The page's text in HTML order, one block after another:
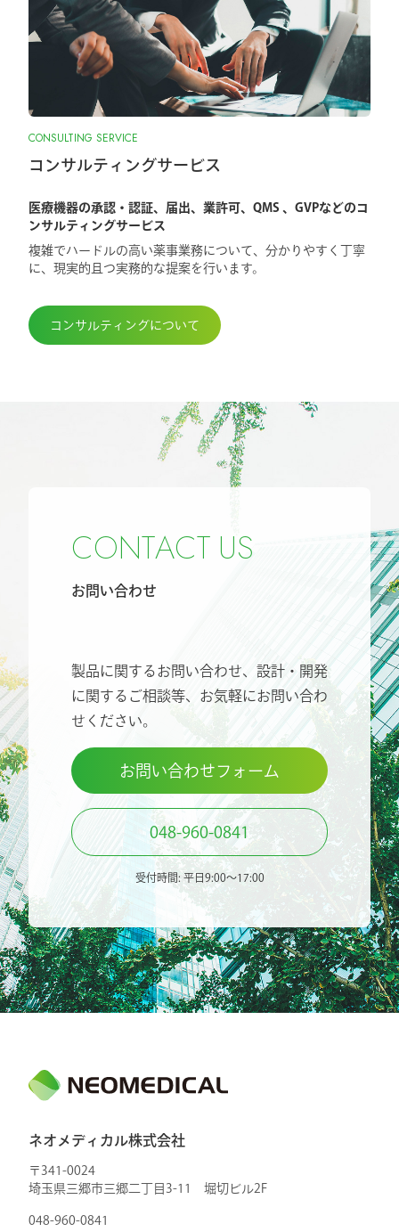
CONSULTING SERVICE
コンサルティングサービス
医療機器の承認・認証、届出、業許可、QMS 、GVPなどのコ
ンサルティングサービス
複雑でハードルの高い薬事業務について、分かりやすく丁寧
に、現実的且つ実務的な提案を行います。
コンサルティングについて
CONTACT US
お問い合わせ
製品に関するお問い合わせ、設計・開発
に関するご相談等、 お気軽にお問い合わ
せください。
お問い合わせフォーム
048-960-0841
受付時間: 平日9:00〜17:00
ネオメディカル株式会社
〒341-0024
埼玉県三郷市三郷二丁目3-11 堀切ビル2F
048-960-0841